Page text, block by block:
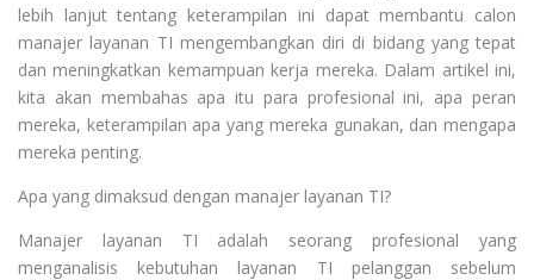
lebih lanjut tentang keterampilan ini dapat membantu calon
manajer layanan TI mengembangkan diri di bidang yang tepat
dan meningkatkan kemampuan kerja mereka. Dalam artikel ini,
kita akan membahas apa itu para profesional ini, apa peran
mereka, keterampilan apa yang mereka gunakan, dan mengapa
mereka penting.
Apa yang dimaksud dengan manajer layanan TI?
Manajer layanan TI adalah seorang profesional yang
menganalisis kebutuhan layanan TI pelanggan sebelum